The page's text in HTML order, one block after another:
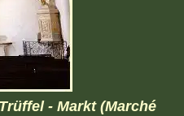
- Markt (Marché